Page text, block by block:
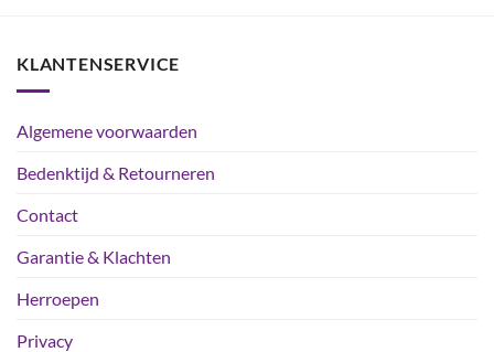
KLANTENSERVICE
Algemene voorwaarden
Bedenktijd & Retourneren
Contact
Garantie & Klachten
Herroepen
Privacy